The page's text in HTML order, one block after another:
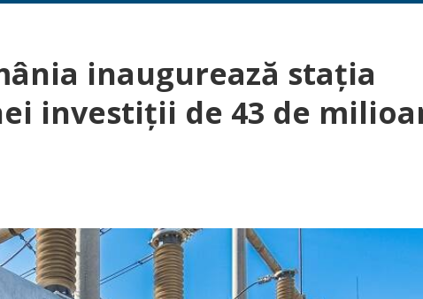
inaugurează stația
investiții de 43 de